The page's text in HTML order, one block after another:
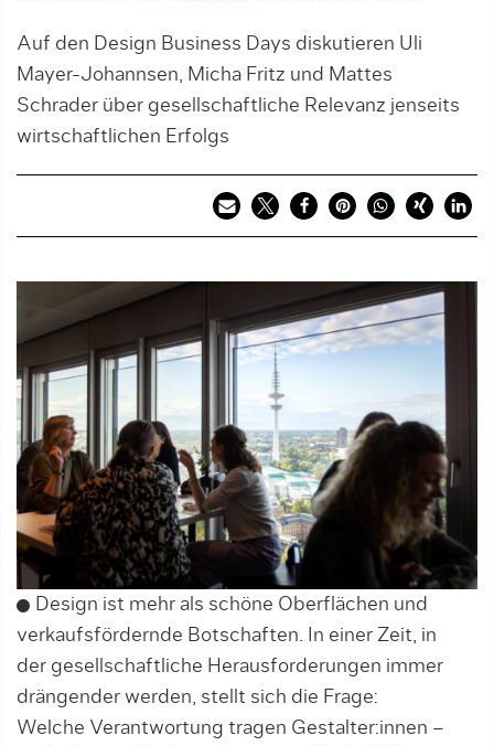
Auf den Design Business Days diskutieren Uli
Mayer-Johannsen, Micha Fritz und Mattes
Schrader über gesellschaftliche Relevanz jenseits
wirtschaftlichen Erfolgs
Design ist mehr als schöne Oberflächen und
verkaufsfördernde Botschaften. In einer Zeit, in
der gesellschaftliche Herausforderungen immer
drängender werden, stellt sich die Frage:
Welche Verantwortung tragen Gestalter:innen –